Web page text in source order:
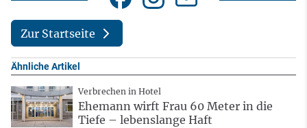
Zur Startseite
Ähnliche Artikel
Verbrechen in Hotel
Ehemann wirft Frau 60 Meter in die
Tiefe – lebenslange Haft